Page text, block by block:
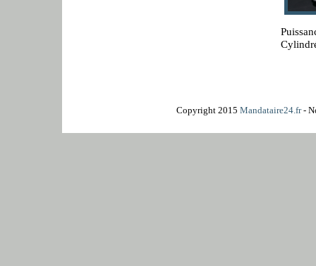
Copyright 2015 Mandataire24.fr-